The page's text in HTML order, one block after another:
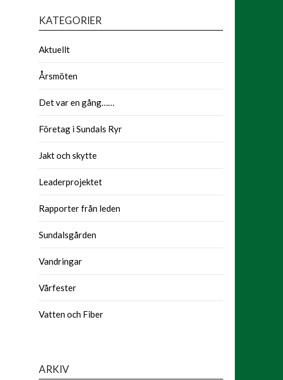
KATEGORIER
Aktuellt
Årsmöten
Det var en gång……
Företag i Sundals Ryr
Jakt och skytte
Leaderprojektet
Rapporter från leden
Sundalsgården
Vandringar
Vårfester
Vatten och Fiber
ARKIV